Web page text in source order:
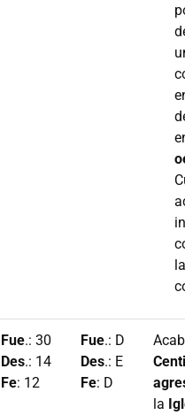
Fue.: 30
Des.: 14
Fe: 12
Fue.: D
Des.: E
Fe: D
la